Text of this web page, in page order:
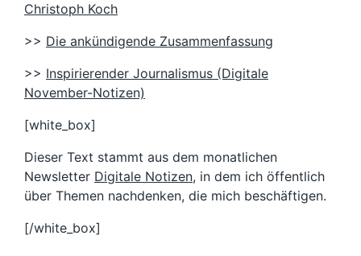
Christoph Koch
>> Die ankündigende Zusammenfassung
>> Inspirierender Journalismus (Digitale
November-Notizen)
[white_box]
Dieser Text stammt aus dem monatlichen
Newsletter Digitale Notizen, in dem ich öffentlich
über Themen nachdenken, die mich beschäftigen.
[/white_box]